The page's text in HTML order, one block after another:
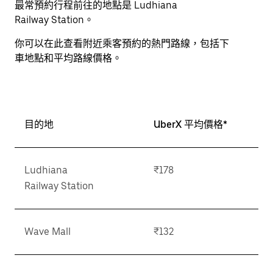
最常預約行程前往的地點是 Ludhiana
Railway Station。
你可以在此查看附近乘客預約的熱門路線，包括下
車地點和平均路線價格。
目的地 UberX 平均價格*
Ludhiana
Railway Station
₹178
Wave Mall ₹132